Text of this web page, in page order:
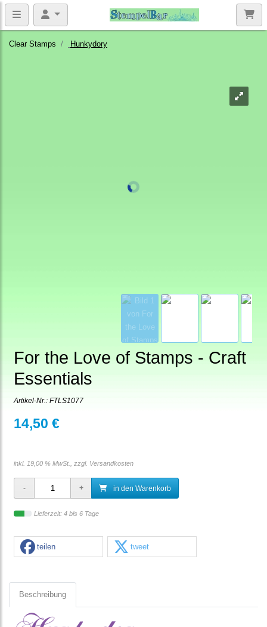
Clear Stamps Hunkydory
For the Love of Stamps - Craft
Essentials
Artikel-Nr.: FTLS1077
14,50 €
inkl. 19,00 % MwSt., zzgl. Versandkosten
in den Warenkorb
Lieferzeit: 4 bis 6 Tage
teilen tweet
Beschreibung